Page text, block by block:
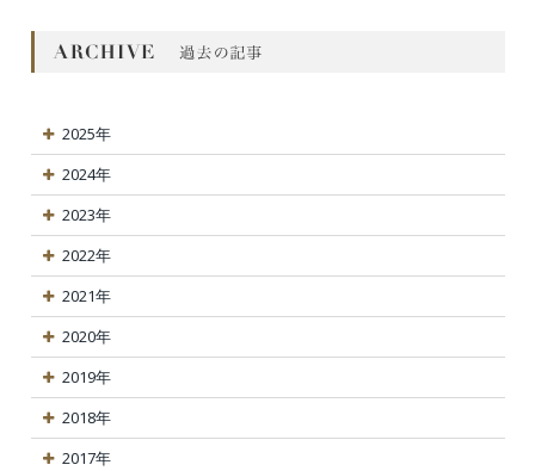
2025年
2024年
2023年
2022年
2021年
2020年
2019年
2018年
2017年